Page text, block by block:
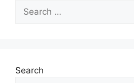
for:
Search